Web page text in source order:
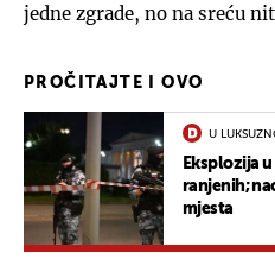
jedne zgrade, no na sreću
PROČITAJTE I OVO
U
Eksplozija
ranjenih;
mjesta